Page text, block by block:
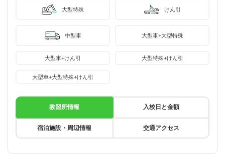
大型特殊 けん引
中型車 大型車+大型特殊
大型車+けん引 大型特殊+けん引
大型車+大型特殊+けん引
教習所情報 入校日と金額
宿泊施設・周辺情報 交通アクセス